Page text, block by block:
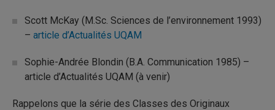
Scott McKay (M.Sc. Sciences de l’environnement 1993)
– article d’Actualités UQAM
Sophie-Andrée Blondin (B.A. Communication 1985) –
article d’Actualités UQAM (à venir)
Rappelons que la série des Classes des Originaux